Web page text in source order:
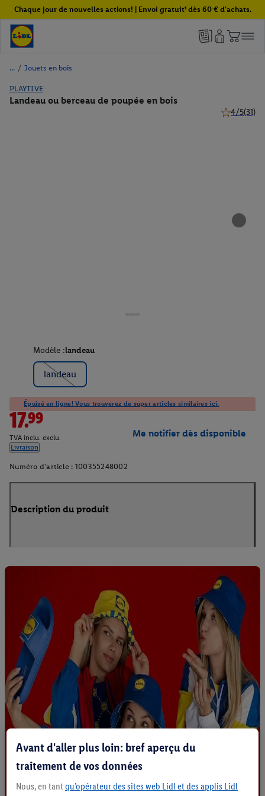
Chaque jour de nouvelles actions! | Envoi gratuit¹ dès 60 € d'achats.
/ Jouets en bois
PLAYTIVE
Landeau ou berceau de poupée en bois
4/5(31)
Modèle :landeau
landeau
Épuisé en ligne! Vous trouverez de super articles similaires ici.
17.99
TVA inclu. exclu.
Livraison
Me notifier dès disponible
Numéro d'article : 100355248002
Description du produit
Avant d'aller plus loin: bref aperçu du
traitement de vos données
Nous, en tant qu’opérateur des sites web Lidl et des applis Lidl